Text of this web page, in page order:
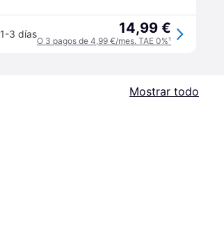
1-3 días 14,99 €
O 3 pagos de 4,99 €/mes. TAE 0%¹
Mostrar todo